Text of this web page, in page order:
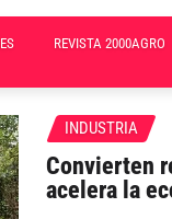
REVISTA 2000AGRO
INDUSTRIA
Convierten
acelera la